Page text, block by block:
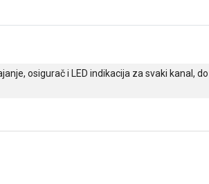
osigurač i LED indikacija za svaki kanal,